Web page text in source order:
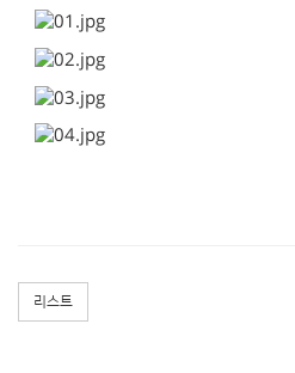
리스트